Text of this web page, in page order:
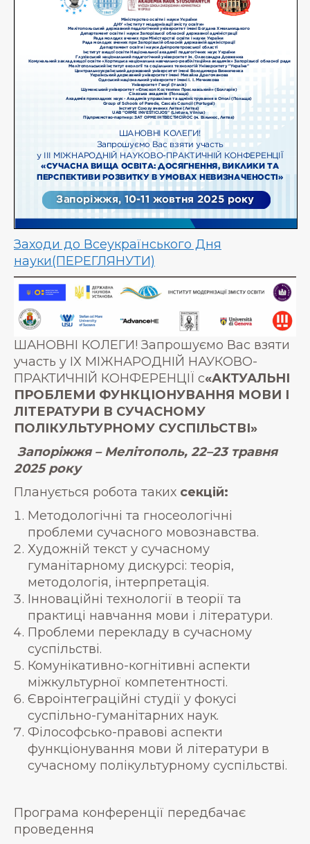
Заходи до Всеукраїнського Дня
науки(ПЕРЕГЛЯНУТИ)
ШАНОВНІ КОЛЕГИ! Запрошуємо Вас взяти
участь у ІХ МІЖНАРОДНІЙ НАУКОВО-
ПРАКТИЧНІЙ КОНФЕРЕНЦІЇ c«АКТУАЛЬНІ
ПРОБЛЕМИ ФУНКЦІОНУВАННЯ МОВИ І
ЛІТЕРАТУРИ В СУЧАСНОМУ
ПОЛІКУЛЬТУРНОМУ СУСПІЛЬСТВІ»
Запоріжжя – Мелітополь, 22–23 травня
2025 року
Планується робота таких секцій:
Методологічні та гносеологічні
проблеми сучасного мовознавства.
Художній текст у сучасному
гуманітарному дискурсі: теорія,
методологія, інтерпретація.
Інноваційні технології в теорії та
практиці навчання мови і літератури.
Проблеми перекладу в сучасному
суспільстві.
Комунікативно-когнітивні аспекти
міжкультурної компетентності.
Євроінтеграційні студії у фокусі
суспільно-гуманітарних наук.
Філософсько-правові аспекти
функціонування мови й літератури в
сучасному полікультурному суспільстві.
Програма конференції передбачає
проведення